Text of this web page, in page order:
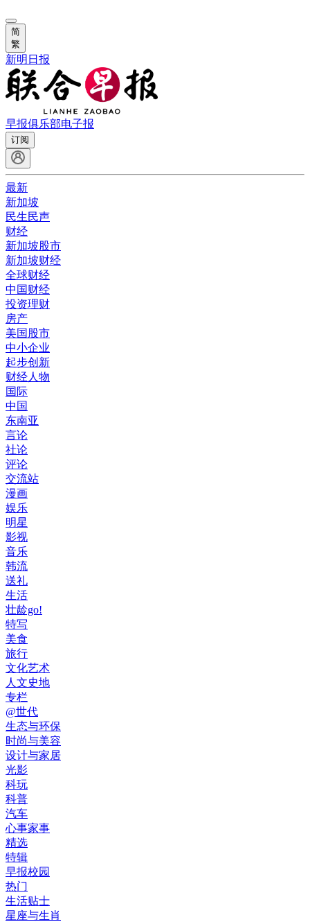
简
繁
新明日报
早报俱乐部电子报
订阅
最新
新加坡
民生民声
财经
新加坡股市
新加坡财经
全球财经
中国财经
投资理财
房产
美国股市
中小企业
起步创新
财经人物
国际
中国
东南亚
言论
社论
评论
交流站
漫画
娱乐
明星
影视
音乐
韩流
送礼
生活
壮龄go!
特写
美食
旅行
文化艺术
人文史地
专栏
@世代
生态与环保
时尚与美容
设计与家居
光影
科玩
科普
汽车
心事家事
精选
特辑
早报校园
热门
生活贴士
星座与生肖